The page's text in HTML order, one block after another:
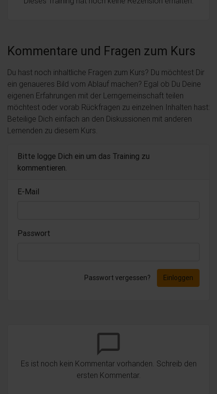
Kommentare und Fragen zum Kurs
Du hast noch inhaltliche Fragen zum Kurs? Du möchtest Dir
ein genaueres Bild vom Ablauf machen? Egal ob Du Deine
eigenen Erfahrungen mit der Lerngemeinschaft teilen
möchtest oder vorab Rückfragen zu einzelnen Inhalten hast:
Beteilige Dich einfach an den Diskussionen mit anderen
Lernenden zu diesem Kurs.
Bitte logge Dich ein um das Training zu
kommentieren.
E-Mail
Passwort
Passwort vergessen? Einloggen
chat_bubble_outline
Es ist noch kein Kommentar vorhanden. Schreib den
ersten Kommentar.